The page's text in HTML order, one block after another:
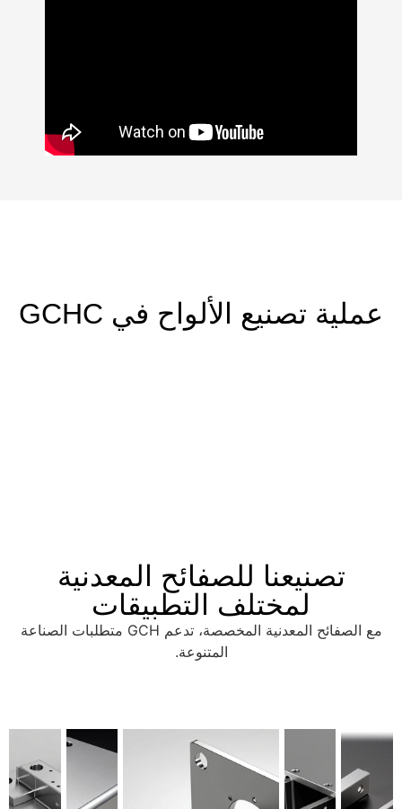
عملية تصنيع الألواح في GCHC
تصنيعنا للصفائح المعدنية
لمختلف التطبيقات
مع الصفائح المعدنية المخصصة، تدعم GCH متطلبات الصناعة
المتنوعة.